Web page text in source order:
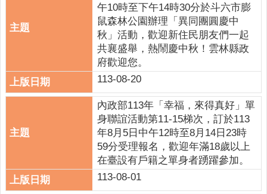
訊
專
區
交
相
關
午10時至下午14時30分於斗六市膨
鼠森林公園辦理「異同團圓慶中
秋」活動，歡迎新住民朋友們一起
共襄盛舉，熱鬧慶中秋！雲林縣政
府歡迎您。
113-08-20
內政部113年「幸福，來得真好」單
身聯誼活動第11-15梯次，訂於113
年8月5日中午12時至8月14日23時
59分受理報名，歡迎年滿18歲以上
在臺設有戶籍之單身者踴躍參加。
113-08-01